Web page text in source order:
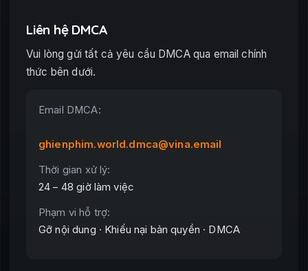
Liên hệ DMCA
Vui lòng gửi tất cả yêu cầu DMCA qua email chính
thức bên dưới.
Email DMCA:
ghienphim.world.dmca@vina.email
Thời gian xử lý:
24 – 48 giờ làm việc
Phạm vi hỗ trợ:
Gỡ nội dung · Khiếu nại bản quyền · DMCA